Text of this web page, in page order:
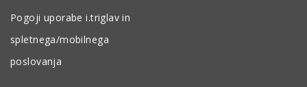
Pogoji uporabe i.triglav in
spletnega/mobilnega
poslovanja